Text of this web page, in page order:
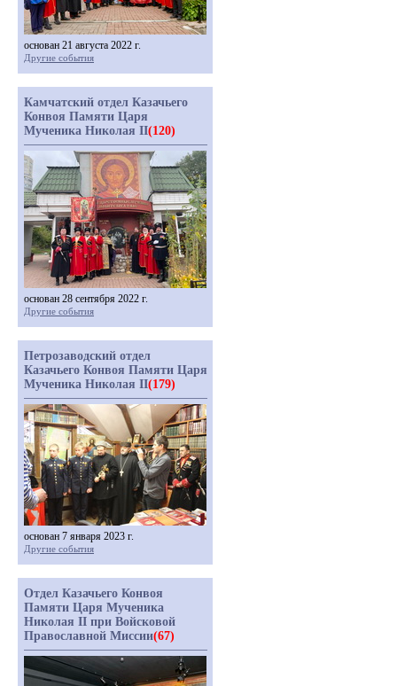
основан 21 августа 2022 г.
Другие события
Камчатский отдел Казачьего
Конвоя Памяти Царя
Мученика Николая II(120)
основан 28 сентября 2022 г.
Другие события
Петрозаводский отдел
Казачьего Конвоя Памяти Царя
Мученика Николая II(179)
основан 7 января 2023 г.
Другие события
Отдел Казачьего Конвоя
Памяти Царя Мученика
Николая II при Войсковой
Православной Миссии(67)